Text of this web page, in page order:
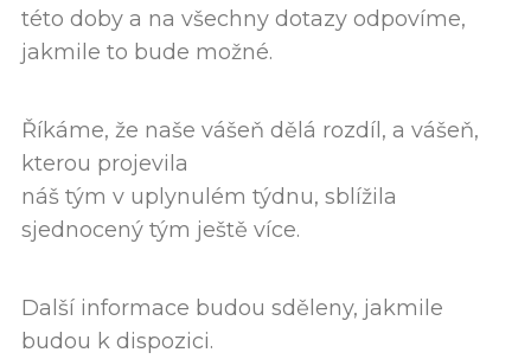
této doby a na všechny dotazy odpovíme,
jakmile to bude možné.
Říkáme, že naše vášeň dělá rozdíl, a vášeň,
kterou projevila
náš tým v uplynulém týdnu, sblížila
sjednocený tým ještě více.
Další informace budou sděleny, jakmile
budou k dispozici.